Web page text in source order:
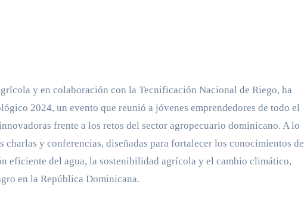
y en colaboración con la Tecnificación Nacional de Riego, ha
2024, un evento que reunió a jóvenes emprendedores de todo el
frente a los retos del sector agropecuario dominicano. A lo
charlas y conferencias, diseñadas para fortalecer los conocimientos de
eficiente del agua, la sostenibilidad agrícola y el cambio climático,
en la República Dominicana.